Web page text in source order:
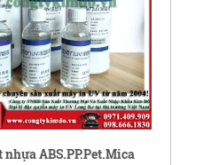
nhựa ABS.PP.Pet.Mica